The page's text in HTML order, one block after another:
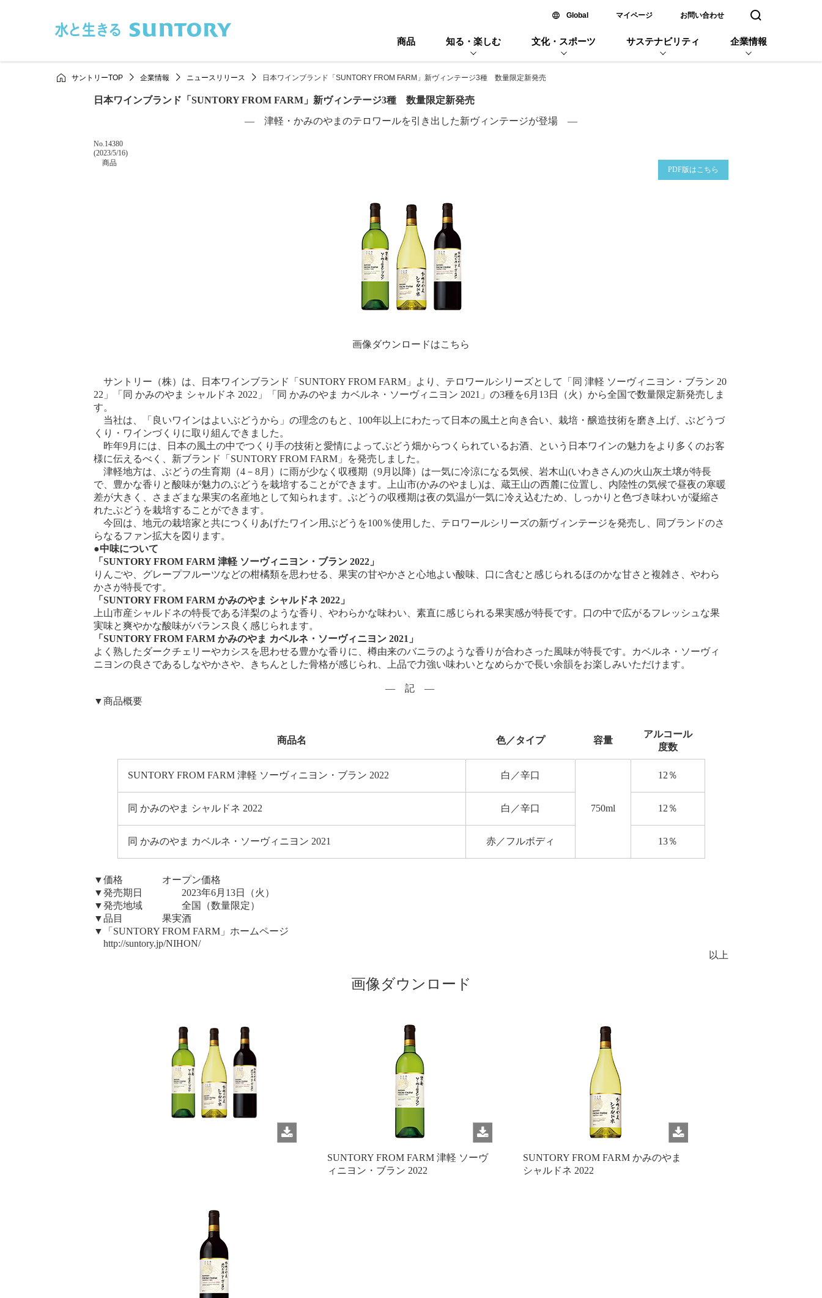
Global新しいウィンドウで開く
マイページ お問い合わせ 検索窓を開く
商品 知る・楽しむ 文化・スポーツ サステナビリティ 企業情報
サントリーTOP 企業情報 ニュースリリース 日本ワインブランド「SUNTORY FROM FARM」新ヴィンテージ3種 数量限定新発売
日本ワインブランド「SUNTORY FROM FARM」新ヴィンテージ3種 数量限定新発売
― 津軽・かみのやまのテロワールを引き出した新ヴィンテージが登場 ―
掲載番号
No.14380
掲載日
(2023/5/16)
カテゴリー
商品
PDF版はこちら
画像ダウンロードはこちら
サントリー（株）は、日本ワインブランド「SUNTORY FROM FARM」より、テロワールシリーズとして「同 津軽 ソーヴィニヨン・ブラン 20
22」「同 かみのやま シャルドネ 2022」「同 かみのやま カベルネ・ソーヴィニヨン 2021」の3種を6月13日（火）から全国で数量限定新発売しま
す。
当社は、「良いワインはよいぶどうから」の理念のもと、100年以上にわたって日本の風土と向き合い、栽培・醸造技術を磨き上げ、ぶどうづ
くり・ワインづくりに取り組んできました。
昨年9月には、日本の風土の中でつくり手の技術と愛情によってぶどう畑からつくられているお酒、という日本ワインの魅力をより多くのお客
様に伝えるべく、新ブランド「SUNTORY FROM FARM」を発売しました。
津軽地方は、ぶどうの生育期（4－8月）に雨が少なく収穫期（9月以降）は一気に冷涼になる気候、岩木山(いわきさん)の火山灰土壌が特長
で、豊かな香りと酸味が魅力のぶどうを栽培することができます。上山市(かみのやまし)は、蔵王山の西麓に位置し、内陸性の気候で昼夜の寒暖
差が大きく、さまざまな果実の名産地として知られます。ぶどうの収穫期は夜の気温が一気に冷え込むため、しっかりと色づき味わいが凝縮さ
れたぶどうを栽培することができます。
今回は、地元の栽培家と共につくりあげたワイン用ぶどうを100％使用した、テロワールシリーズの新ヴィンテージを発売し、同ブランドのさ
らなるファン拡大を図ります。
●中味について
「SUNTORY FROM FARM 津軽 ソーヴィニヨン・ブラン 2022」
りんごや、グレープフルーツなどの柑橘類を思わせる、果実の甘やかさと心地よい酸味、口に含むと感じられるほのかな甘さと複雑さ、やわら
かさが特長です。
「SUNTORY FROM FARM かみのやま シャルドネ 2022」
上山市産シャルドネの特長である洋梨のような香り、やわらかな味わい、素直に感じられる果実感が特長です。口の中で広がるフレッシュな果
実味と爽やかな酸味がバランス良く感じられます。
「SUNTORY FROM FARM かみのやま カベルネ・ソーヴィニヨン 2021」
よく熟したダークチェリーやカシスを思わせる豊かな香りに、樽由来のバニラのような香りが合わさった風味が特長です。カベルネ・ソーヴィ
ニヨンの良さであるしなやかさや、きちんとした骨格が感じられ、上品で力強い味わいとなめらかで長い余韻をお楽しみいただけます。
― 記 ―
▼商品概要
商品名 色／タイプ 容量
アルコール
度数
SUNTORY FROM FARM 津軽 ソーヴィニヨン・ブラン 2022 白／辛口
750ml
12％
同 かみのやま シャルドネ 2022 白／辛口 12％
同 かみのやま カベルネ・ソーヴィニヨン 2021 赤／フルボディ 13％
▼価格 オープン価格
▼発売期日 2023年6月13日（火）
▼発売地域 全国（数量限定）
▼品目 果実酒
▼「SUNTORY FROM FARM」ホームページ
http://suntory.jp/NIHON/
以上
画像ダウンロード
SUNTORY FROM FARM 津軽 ソーヴ
ィニヨン・ブラン 2022
SUNTORY FROM FARM かみのやま
シャルドネ 2022